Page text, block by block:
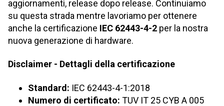
aggiornamenti, release dopo release. Continuiamo
su questa strada mentre lavoriamo per ottenere
anche la certificazione IEC 62443-4-2 per la nostra
nuova generazione di hardware.
Disclaimer - Dettagli della certificazione
Standard: IEC 62443-4-1:2018
Numero di certificato: TUV IT 25 CYB A 005